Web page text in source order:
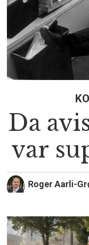
Da
var
Roger Aarli-